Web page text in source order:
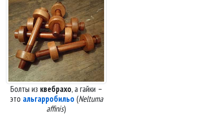
Болты из квебрахо, а гайки –
это альгарробильо (Neltuma
affinis)